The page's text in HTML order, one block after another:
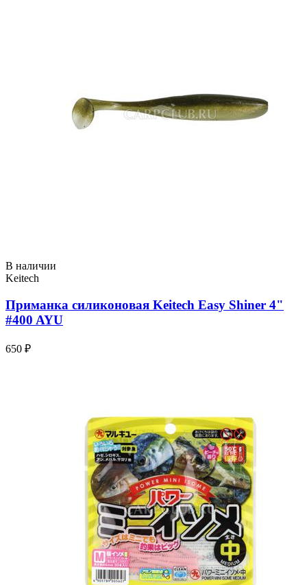
В наличии
Keitech
Приманка силиконовая Keitech Easy Shiner 4"
#400 AYU
650 ₽